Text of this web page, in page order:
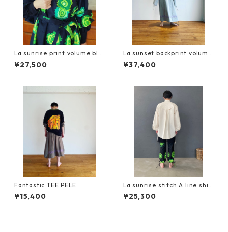
La sunrise print volume blo
use
¥27,500
La sunset backprint volume
dress
¥37,400
Fantastic TEE PELE
¥15,400
La sunrise stitch A line shir
t¥25,300